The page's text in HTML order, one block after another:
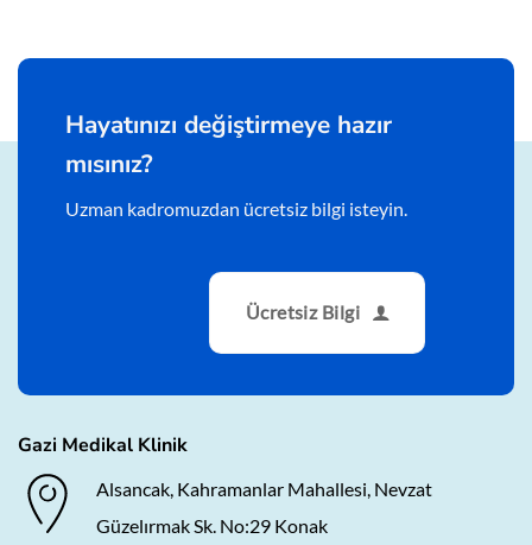
Hayatınızı değiştirmeye hazır
mısınız?
Uzman kadromuzdan ücretsiz bilgi isteyin.
Ücretsiz Bilgi
Gazi Medikal Klinik
Alsancak, Kahramanlar Mahallesi, Nevzat
Güzelırmak Sk. No:29 Konak